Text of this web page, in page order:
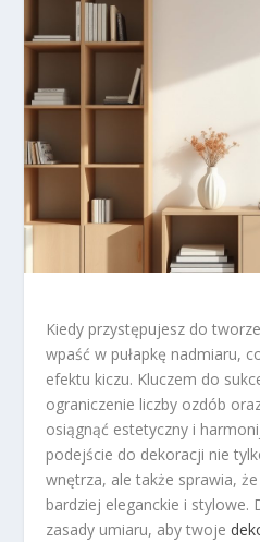
Kiedy przystępujesz do
wpaść w pułapkę nadmiaru,
efektu kiczu. Kluczem do
ograniczenie liczby ozdób
osiągnąć estetyczny i
podejście do dekoracji nie
wnętrza, ale także sprawia,
bardziej eleganckie i stylowe.
zasady umiaru, aby twoje